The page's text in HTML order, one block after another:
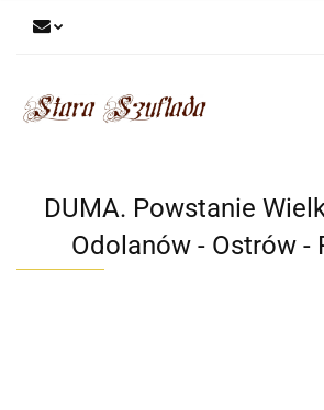
DUMA. Powstanie
Odolanów - Ostrów -